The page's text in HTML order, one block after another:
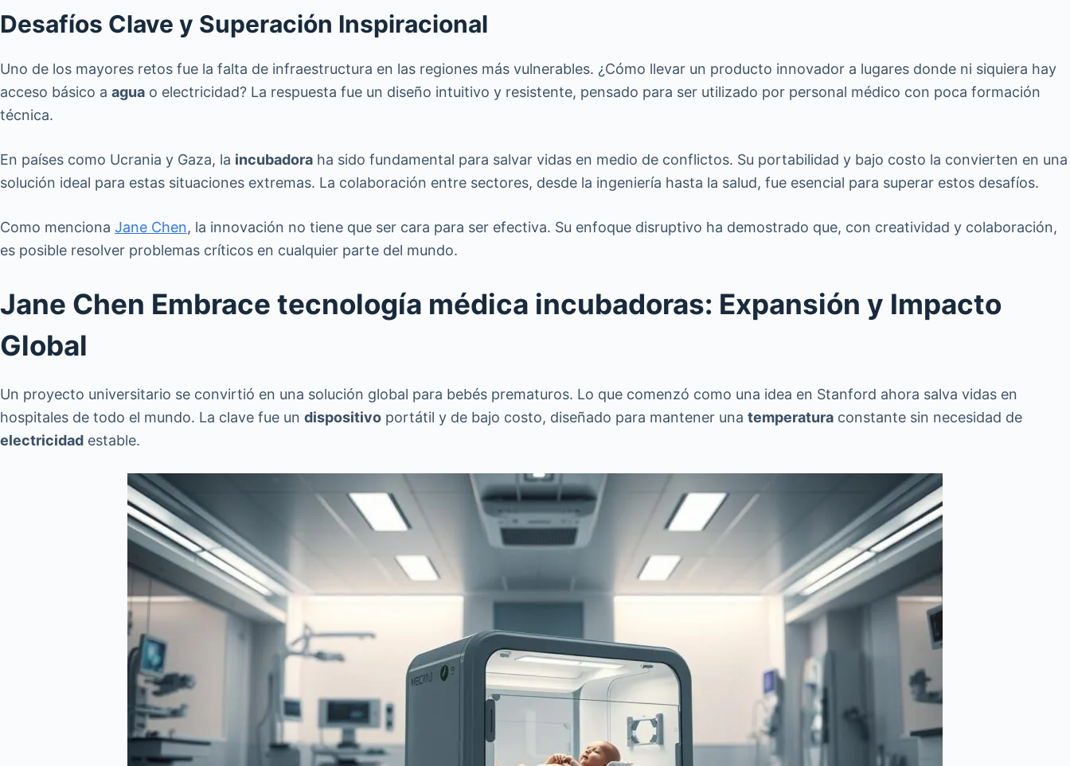
Desafíos Clave y Superación Inspiracional
Uno de los mayores retos fue la falta de infraestructura en las regiones más vulnerables. ¿Cómo llevar un producto innovador a lugares donde ni siquiera hay
acceso básico a agua o electricidad? La respuesta fue un diseño intuitivo y resistente, pensado para ser utilizado por personal médico con poca formación
técnica.
En países como Ucrania y Gaza, la incubadora ha sido fundamental para salvar vidas en medio de conflictos. Su portabilidad y bajo costo la convierten en una
solución ideal para estas situaciones extremas. La colaboración entre sectores, desde la ingeniería hasta la salud, fue esencial para superar estos desafíos.
Como menciona Jane Chen, la innovación no tiene que ser cara para ser efectiva. Su enfoque disruptivo ha demostrado que, con creatividad y colaboración,
es posible resolver problemas críticos en cualquier parte del mundo.
Jane Chen Embrace tecnología médica incubadoras: Expansión y Impacto
Global
Un proyecto universitario se convirtió en una solución global para bebés prematuros. Lo que comenzó como una idea en Stanford ahora salva vidas en
hospitales de todo el mundo. La clave fue un dispositivo portátil y de bajo costo, diseñado para mantener una temperatura constante sin necesidad de
electricidad estable.